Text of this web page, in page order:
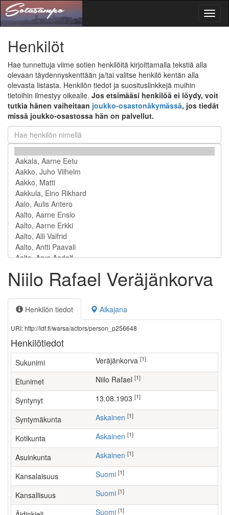
Henkilöt
Hae tunnettuja viime sotien henkilöitä kirjoittamalla tekstiä alla
olevaan täydennyskenttään ja/tai valitse henkilö kentän alla
olevasta listasta. Henkilön tiedot ja suosituslinkkejä muihin
tietoihin ilmestyy oikealle. Jos etsimääsi henkilöä ei löydy, voit
tutkia hänen vaiheitaan joukko-osastonäkymässä, jos tiedät
missä joukko-osastossa hän on palvellut.
Niilo Rafael Veräjänkorva
Henkilön tiedot Aikajana
URI: http://ldf.fi/warsa/actors/person_p256648
Henkilötiedot
Sukunimi Veräjänkorva [1]
Etunimet Niilo Rafael [1]
Syntynyt 13.08.1903 [1]
Syntymäkunta Askainen [1]
Kotikunta Askainen [1]
Asuinkunta Askainen [1]
Kansalaisuus Suomi [1]
Kansallisuus Suomi [1]
Suomi [1]